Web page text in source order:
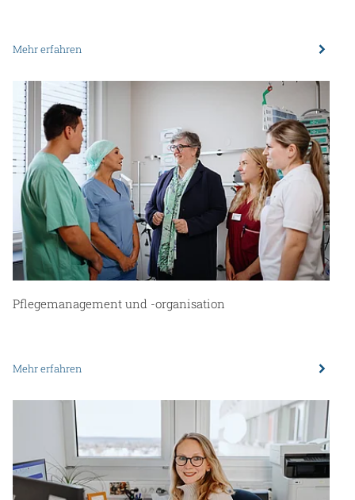
Mehr erfahren
Pflegemanagement und -organisation
Mehr erfahren